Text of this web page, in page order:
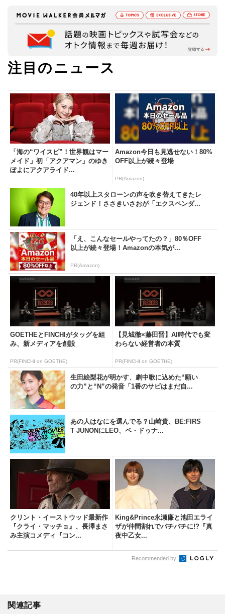
注目のニュース
「海の“ワイスピ”！世界観はマー
メイド」初「アクアマン」のゆき
ぽよにアクアライド...
Amazon今日も見逃せない！80%
OFF以上が続々登場
PR(Amazon)
40年以上スタローンの声を吹き替えてきたレ
ジェンド！ささきいさおが「エクスペンダ...
「え、こんなセールやってたの？」80％OFF
以上が続々登場！Amazonの本気が...
PR(Amazon)
GOETHEとFINCHIがタッグを組
み、新メディアを創設
PR(FINCHI on GOETHE)
【見城徹×藤田晋】AI時代でも変
わらない経営者の本質
PR(FINCHI on GOETHE)
生田絵梨花が明かす、劇中歌に込めた“願い
の力”と“N”の発音「1番のサビはまだ自...
あの人はなにを選んでる？山崎貴、BE:FIRS
T JUNONにLEO、ペ・ドゥナ...
クリント・イーストウッド最新作
『クライ・マッチョ』、長澤まさ
み主演コメディ『コン...
King&Prince永瀬廉と池田エライ
ザが仲間割れでバチバチに!?『真
夜中乙女...
Recommended by
関連記事